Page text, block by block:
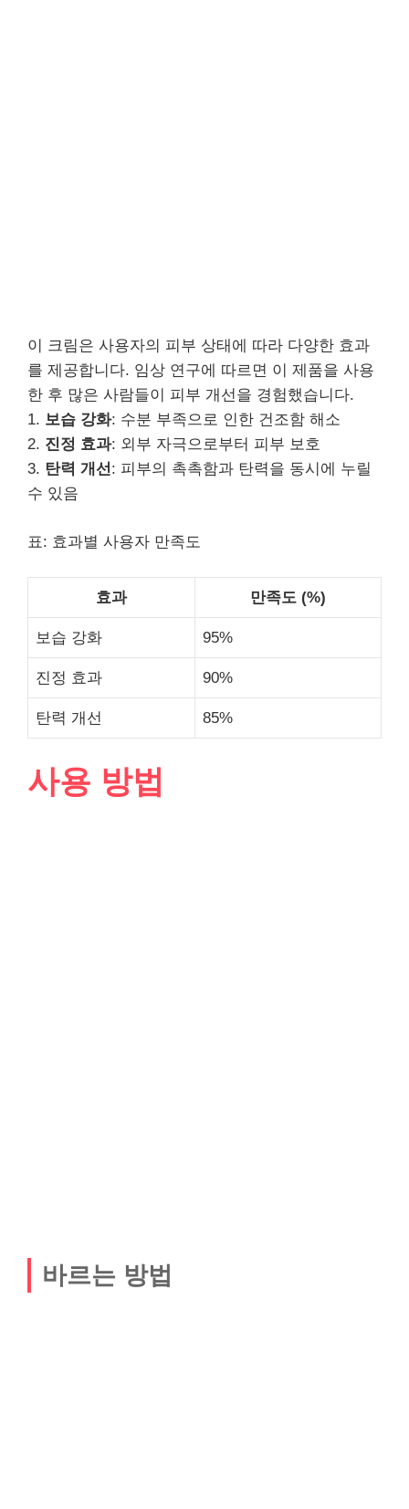
이 크림은 사용자의 피부 상태에 따라 다양한 효과
를 제공합니다. 임상 연구에 따르면 이 제품을 사용
한 후 많은 사람들이 피부 개선을 경험했습니다.
1. 보습 강화: 수분 부족으로 인한 건조함 해소
2. 진정 효과: 외부 자극으로부터 피부 보호
3. 탄력 개선: 피부의 촉촉함과 탄력을 동시에 누릴
수 있음
표: 효과별 사용자 만족도
효과 만족도 (%)
보습 강화 95%
진정 효과 90%
탄력 개선 85%
사용 방법
바르는 방법